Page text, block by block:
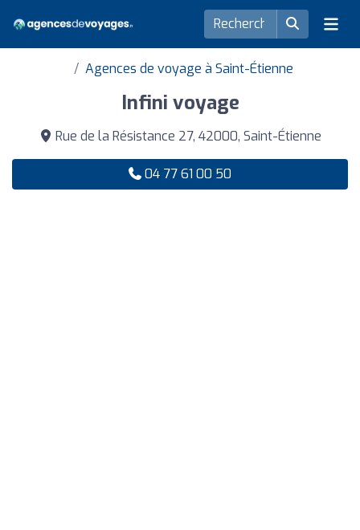
Agences de voyage à Saint-Étienne
Infini voyage
Rue de la Résistance 27, 42000, Saint-Étienne
04 77 61 00 50